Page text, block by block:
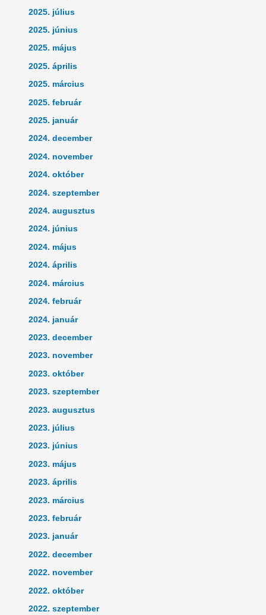
2025. július
2025. június
2025. május
2025. április
2025. március
2025. február
2025. január
2024. december
2024. november
2024. október
2024. szeptember
2024. augusztus
2024. június
2024. május
2024. április
2024. március
2024. február
2024. január
2023. december
2023. november
2023. október
2023. szeptember
2023. augusztus
2023. július
2023. június
2023. május
2023. április
2023. március
2023. február
2023. január
2022. december
2022. november
2022. október
2022. szeptember